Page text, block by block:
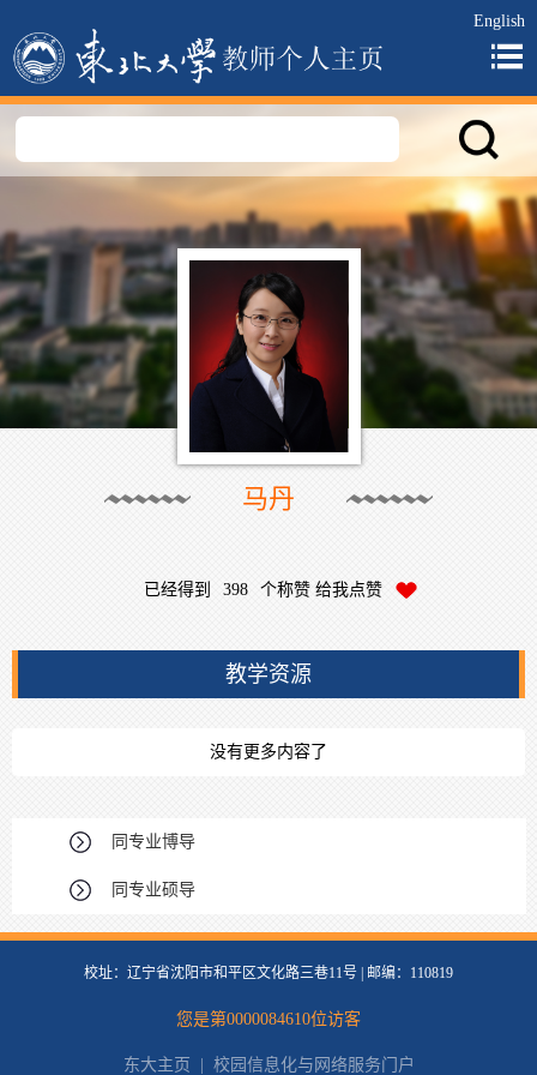
English
马丹
已经得到 398 个称赞 给我点赞
教学资源
没有更多内容了
同专业博导
同专业硕导
校址：辽宁省沈阳市和平区文化路三巷11号 | 邮编：110819
您是第0000084610位访客
东大主页 校园信息化与网络服务门户